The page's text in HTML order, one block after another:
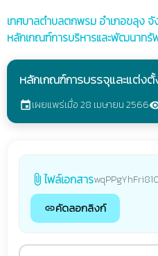
เทศบาลตำบลตกพรม อำเภอขลุง
หลักเกณฑ์การบริหารและพัฒนาทรั
หลักเกณฑ์การบรรจุและแต่ง
eventเผยแพร่เมื่อ 28 เมษายน 2566
attach_fileไฟล์เอกสาร
linkคัดลอกลิงก์